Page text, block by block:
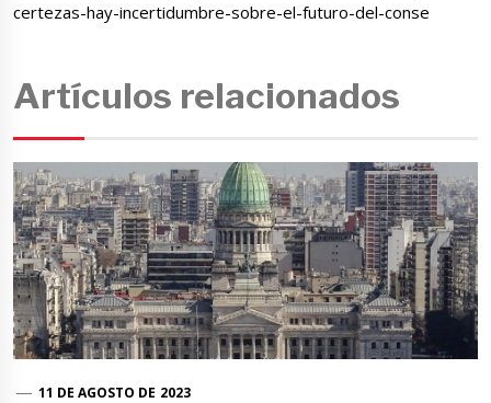
certezas-hay-incertidumbre-sobre-el-futuro-del-conse
Artículos relacionados
11 DE AGOSTO DE 2023